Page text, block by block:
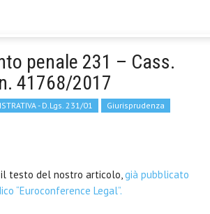
penale 231 – Cass.
41768/2017
- D.Lgs. 231/01
Giurisprudenza
testo del nostro articolo,già pubblicato
“Euroconference Legal”.